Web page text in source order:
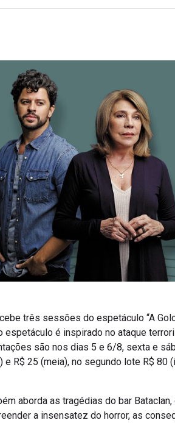
três sessões do espetáculo “A
espetáculo é inspirado no ataque
são nos dias 5 e 6/8, sexta e
R$ 25 (meia), no segundo lote R$ 80
aborda as tragédias do bar
a insensatez do horror, as